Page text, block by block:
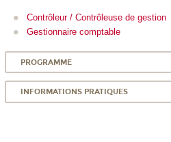
Contrôleur / Contrôleuse de gestion
Gestionnaire comptable
PROGRAMME
INFORMATIONS PRATIQUES